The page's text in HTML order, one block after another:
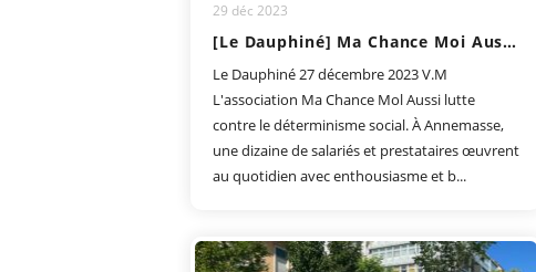
29 déc 2023
[Le Dauphiné] Ma Chance Moi Aussi, une chance pour tous
Le Dauphiné 27 décembre 2023 V.M
L'association Ma Chance Mol Aussi lutte
contre le déterminisme social. À Annemasse,
une dizaine de salariés et prestataires œuvrent
au quotidien avec enthousiasme et b...